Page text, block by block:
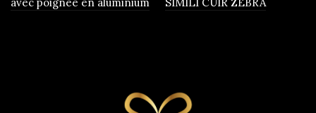
avec poignée en aluminium
SIMILI CUIR ZEBRA